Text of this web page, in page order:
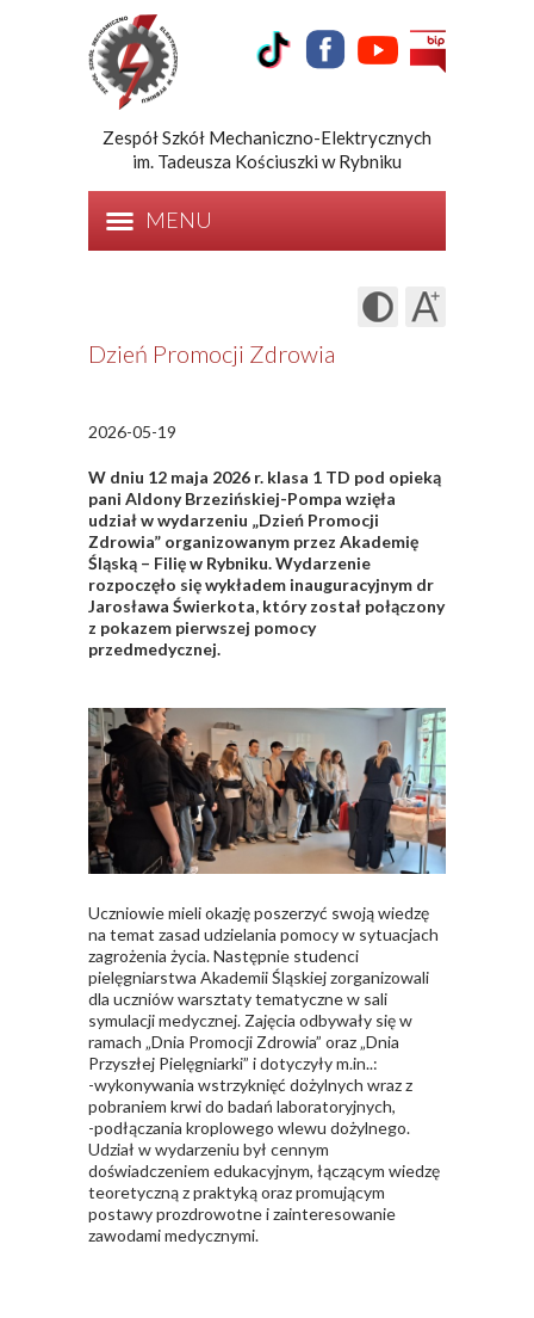
Zespół Szkół Mechaniczno-Elektrycznych
im. Tadeusza Kościuszki w Rybniku
MENU
Dzień Promocji Zdrowia
2026-05-19
W dniu 12 maja 2026 r. klasa 1 TD pod opieką
pani Aldony Brzezińskiej-Pompa wzięła
udział w wydarzeniu „Dzień Promocji
Zdrowia” organizowanym przez Akademię
Śląską – Filię w Rybniku. Wydarzenie
rozpoczęło się wykładem inauguracyjnym dr
Jarosława Świerkota, który został połączony
z pokazem pierwszej pomocy
przedmedycznej.
Uczniowie mieli okazję poszerzyć swoją wiedzę
na temat zasad udzielania pomocy w sytuacjach
zagrożenia życia. Następnie studenci
pielęgniarstwa Akademii Śląskiej zorganizowali
dla uczniów warsztaty tematyczne w sali
symulacji medycznej. Zajęcia odbywały się w
ramach „Dnia Promocji Zdrowia” oraz „Dnia
Przyszłej Pielęgniarki” i dotyczyły m.in..:
-wykonywania wstrzyknięć dożylnych wraz z
pobraniem krwi do badań laboratoryjnych,
-podłączania kroplowego wlewu dożylnego.
Udział w wydarzeniu był cennym
doświadczeniem edukacyjnym, łączącym wiedzę
teoretyczną z praktyką oraz promującym
postawy prozdrowotne i zainteresowanie
zawodami medycznymi.